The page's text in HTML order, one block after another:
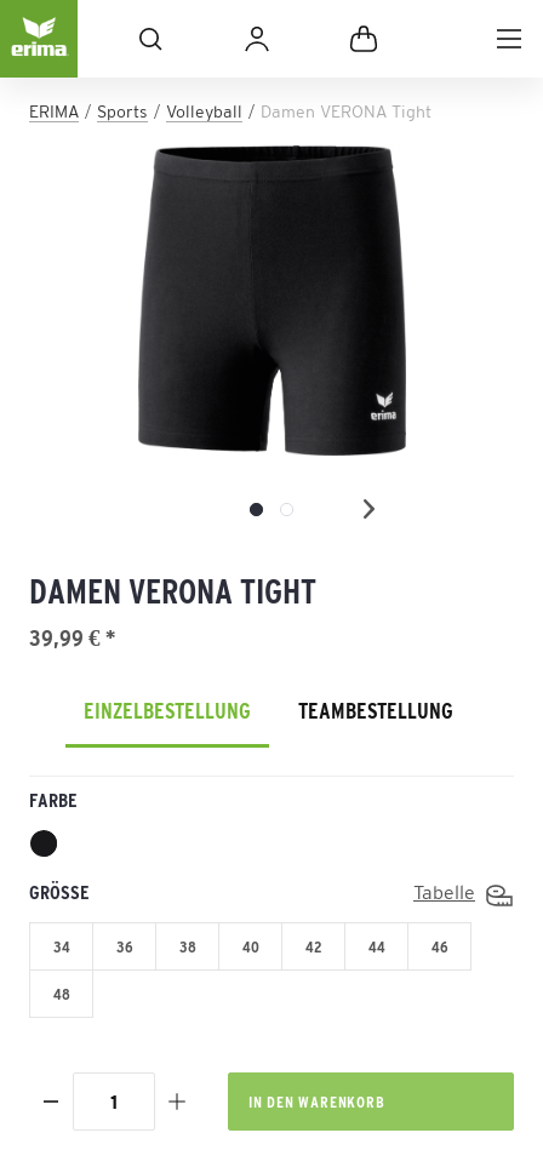
ERIMA Sports Volleyball Damen VERONA Tight
DAMEN VERONA TIGHT
39,99 € *
EINZELBESTELLUNG TEAMBESTELLUNG
FARBE
GRÖSSE Tabelle
34 36 38 40 42 44 46
48
IN DEN WARENKORB